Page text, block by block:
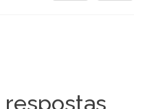
respostas